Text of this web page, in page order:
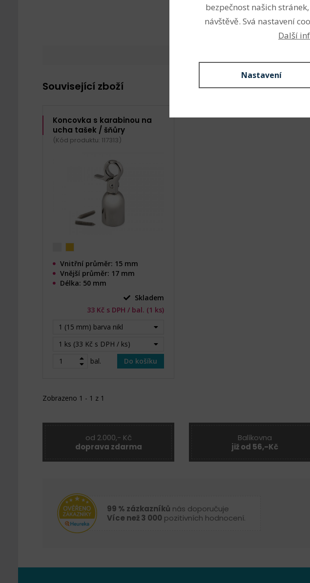
Související zboží
Koncovka s karabinou na
ucha tašek / šňůry
(Kód produktu: 117313)
Vnitřní průměr: 15 mm
Vnější průměr: 17 mm
Délka: 50 mm
Skladem
33 Kč s DPH / bal. (1 ks)
1 (15 mm) barva nikl
1 ks (33 Kč s DPH / ks)
bal.
Do košíku
Zobrazeno 1 - 1 z 1
od 2.000,- Kč
doprava zdarma
Balíkovna
již od 56,-Kč
99 % zázkazníků nás doporučuje
Více než 3 000 pozitivních hodnocení.
bezpečnost našich
návštěvě. Svá nastavení
Další
Nastavení